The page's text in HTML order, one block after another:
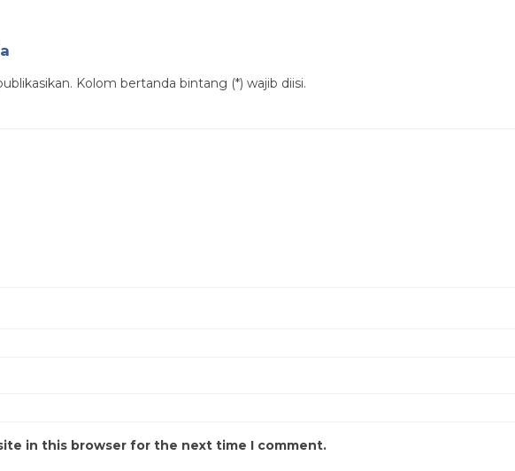
Kolom bertanda bintang (*) wajib diisi.
in this browser for the next time I comment.